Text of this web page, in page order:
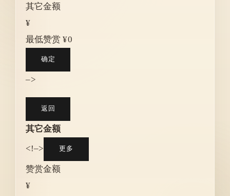
其它金额
¥
最低赞赏 ¥0
确定
–>
返回
其它金额
<!–>
更多
赞赏金额
¥